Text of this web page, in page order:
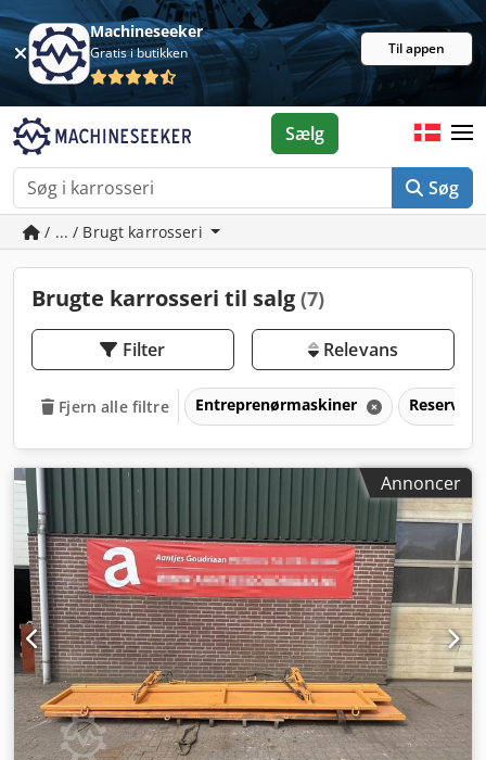
Machineseeker
Gratis i butikken Til appen
Søg
Sælg
/ ... / Brugt karrosseri
Brugte karrosseri til salg (7)
Filter Relevans
Fjern alle filtre Entreprenørmaskiner
Annoncer